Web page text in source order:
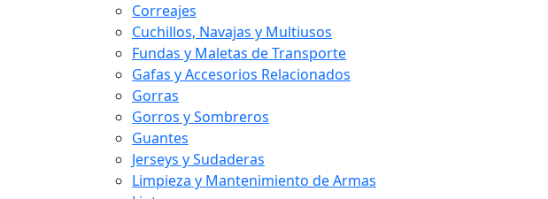
Correajes
Cuchillos, Navajas y Multiusos
Fundas y Maletas de Transporte
Gafas y Accesorios Relacionados
Gorras
Gorros y Sombreros
Guantes
Jerseys y Sudaderas
Limpieza y Mantenimiento de Armas